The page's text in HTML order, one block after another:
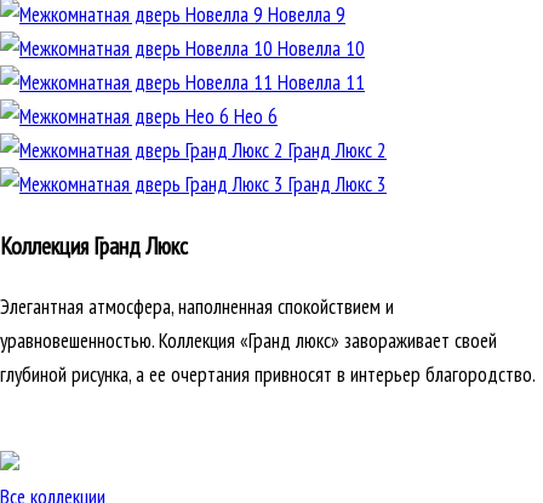
Новелла 9
Новелла 10
Новелла 11
Нео 6
Гранд Люкс 2
Гранд Люкс 3
Коллекция Гранд Люкс
Элегантная атмосфера, наполненная спокойствием и
уравновешенностью. Коллекция «Гранд люкс» завораживает своей
глубиной рисунка, а ее очертания привносят в интерьер благородство.
Все коллекции